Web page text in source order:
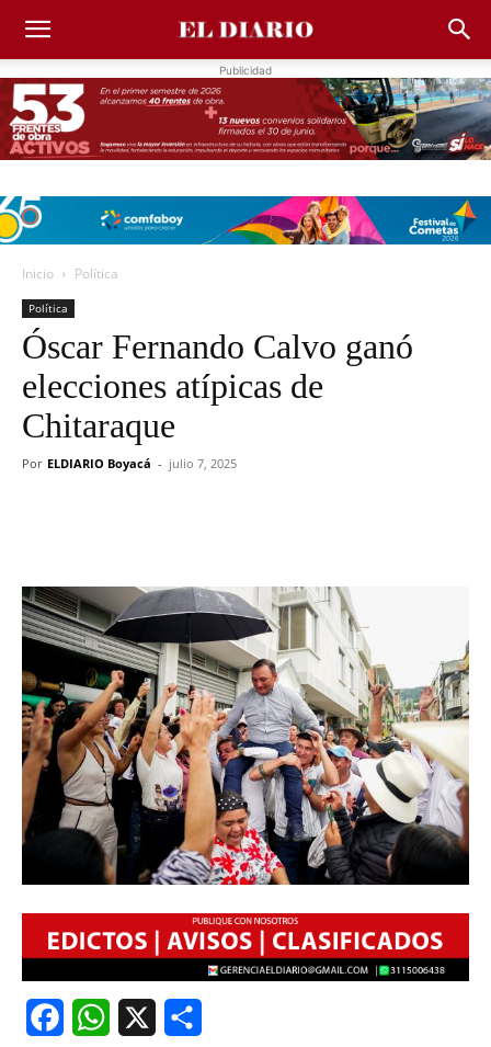
Publicidad
Inicio Política
Política
Óscar Fernando Calvo ganó
elecciones atípicas de
Chitaraque
Por ELDIARIO Boyacá - julio 7, 2025
FacebookWhatsApp